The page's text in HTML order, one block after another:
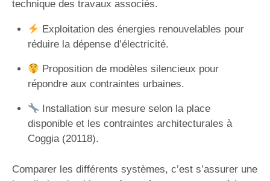
technique des travaux associés.
Exploitation des énergies renouvelables pour
réduire la dépense d’électricité.
Proposition de modèles silencieux pour
répondre aux contraintes urbaines.
Installation sur mesure selon la place
disponible et les contraintes architecturales à
Coggia (20118).
Comparer les différents systèmes, c’est s’assurer une